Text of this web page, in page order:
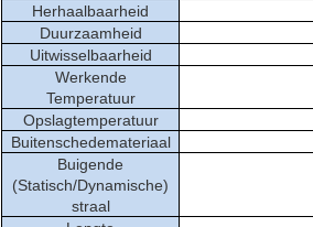
Herhaalbaarheid
Duurzaamheid
Uitwisselbaarheid
Werkende
Temperatuur
Opslagtemperatuur
Buitenschedemateriaal
Buigende
(Statisch/Dynamische)
straal